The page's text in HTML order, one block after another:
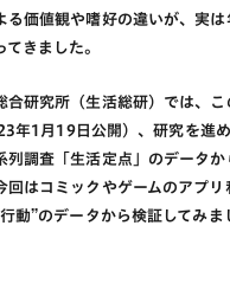
る価値観や嗜好の違いが、実
てきました。
合研究所（生活総研）では、
年1月19日公開）、研究を進
列調査「生活定点」のデータ
回はコミックやゲームのアプ
動”のデータから検証してみま